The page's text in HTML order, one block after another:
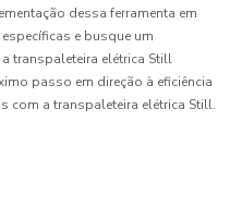
dessa ferramenta em
e busque um
transpaleteira elétrica Still
passo em direção à eficiência
com a transpaleteira elétrica Still.